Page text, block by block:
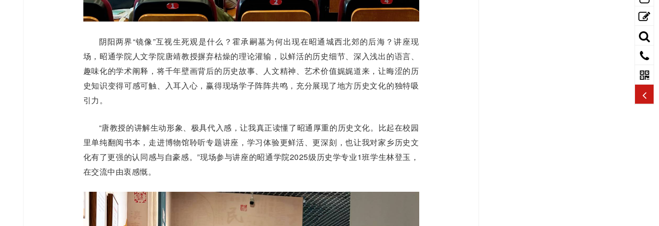
阴阳两界“镜像”互视生死观是什么？霍承嗣墓为何出现在昭通城西北郊的后海？讲座现
场，昭通学院人文学院唐靖教授摒弃枯燥的理论灌输，以鲜活的历史细节、深入浅出的语言、
趣味化的学术阐释，将千年壁画背后的历史故事、人文精神、艺术价值娓娓道来，让晦涩的历
史知识变得可感可触、入耳入心，赢得现场学子阵阵共鸣，充分展现了地方历史文化的独特吸
引力。
“唐教授的讲解生动形象、极具代入感，让我真正读懂了昭通厚重的历史文化。比起在校园
里单纯翻阅书本，走进博物馆聆听专题讲座，学习体验更鲜活、更深刻，也让我对家乡历史文
化有了更强的认同感与自豪感。”现场参与讲座的昭通学院2025级历史学专业1班学生林登玉，
在交流中由衷感慨。